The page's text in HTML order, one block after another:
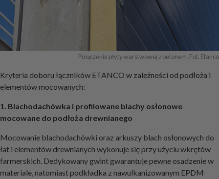
Połączenie płyty warstwowej z betonem. Fot. Etanco
Kryteria doboru łączników ETANCO w zależności od podłoża i
elementów mocowanych:
1. Blachodachówka i profilowane blachy osłonowe
mocowane do podłoża drewnianego
Mocowanie blachodachówki oraz arkuszy blach osłonowych do
łat i elementów drewnianych wykonuje się przy użyciu wkrętów
farmerskich. Dedykowany gwint gwarantuje pewne osadzenie w
materiale, natomiast podkładka z nawulkanizowanym EPDM